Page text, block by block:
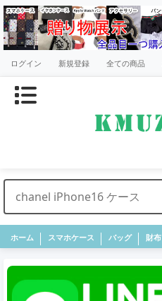
ログイン 新規登録 全ての商品
ホーム スマホケース バッグ 財布